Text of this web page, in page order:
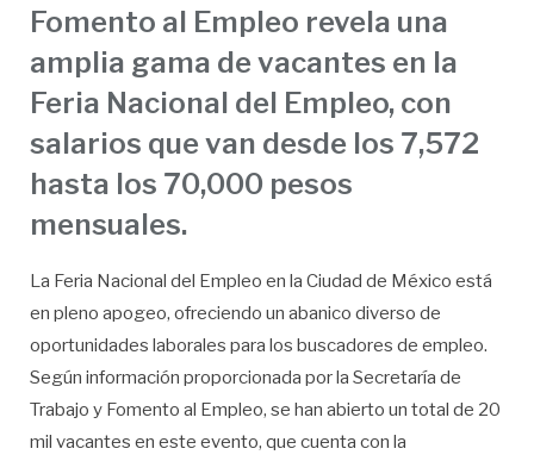
Fomento al Empleo revela una
amplia gama de vacantes en la
Feria Nacional del Empleo, con
salarios que van desde los 7,572
hasta los 70,000 pesos
mensuales.
La Feria Nacional del Empleo en la Ciudad de México está
en pleno apogeo, ofreciendo un abanico diverso de
oportunidades laborales para los buscadores de empleo.
Según información proporcionada por la Secretaría de
Trabajo y Fomento al Empleo, se han abierto un total de 20
mil vacantes en este evento, que cuenta con la